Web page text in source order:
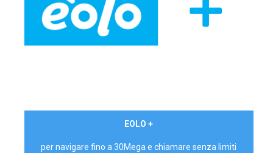
EOLO +
per navigare fino a 30Mega e chiamare senza limiti